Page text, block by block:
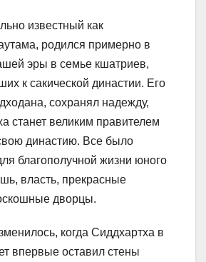
известный как
родился примерно в
эры в семье кшатриев,
к сакической династии. Его
сохранял надежду,
станет великим правителем
династию. Все было
благополучной жизни юного
власть, прекрасные
дворцы.
когда Сиддхартха в
впервые оставил стены